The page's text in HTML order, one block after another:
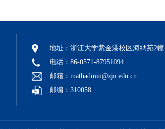
地址：浙江大学紫金港校区海纳苑2幢
电话：86-0571-87951094
邮箱：mathadmin@zju.edu.cn
邮编：310058